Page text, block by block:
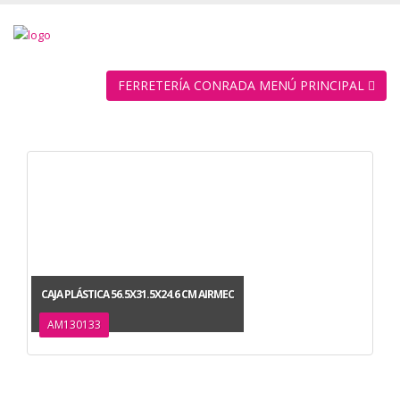
FERRETERÍA CONRADA MENÚ PRINCIPAL
CAJA PLÁSTICA 56.5X31.5X24.6 CM AIRMEC
AM130133